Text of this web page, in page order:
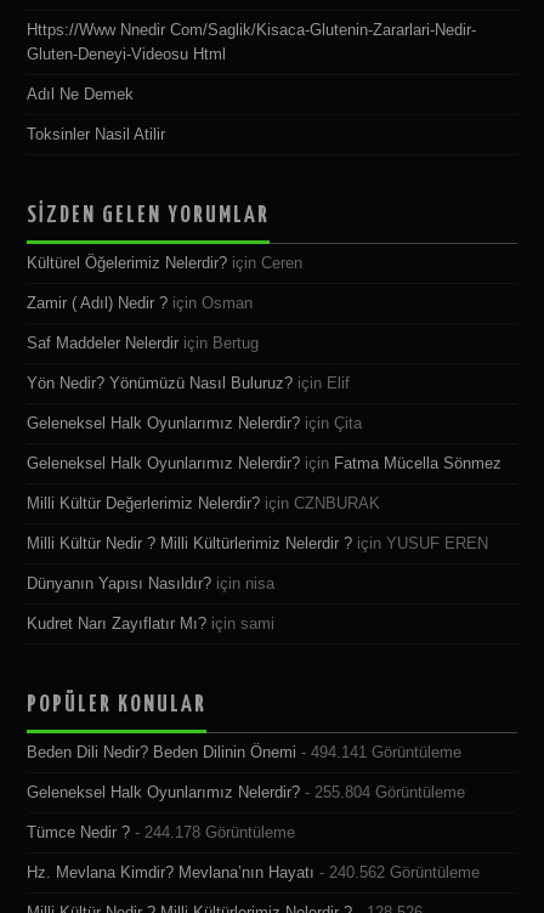
Https://www Nnedir Com/saglik/kisaca-Glutenin-Zararlari-Nedir-
Gluten-Deneyi-Videosu Html
Adıl Ne Demek
Toksinler Nasil Atilir
SİZDEN GELEN YORUMLAR
Kültürel Öğelerimiz Nelerdir? içinCeren
Zamir ( Adıl) Nedir ? içinOsman
Saf Maddeler Nelerdir için Bertug
Yön Nedir? Yönümüzü Nasıl Buluruz? için Elif
Geleneksel Halk Oyunlarımız Nelerdir? içinÇita
Geleneksel Halk Oyunlarımız Nelerdir? için Fatma Mücella Sönmez
Milli Kültür Değerlerimiz Nelerdir? içinCZNBURAK
Milli Kültür Nedir ? Milli Kültürlerimiz Nelerdir ? içinYUSUF EREN
Dünyanın Yapısı Nasıldır? için nisa
Kudret Narı Zayıflatır Mı? içinsami
POPÜLER KONULAR
Beden Dili Nedir? Beden Dilinin Önemi - 494.141 Görüntüleme
Geleneksel Halk Oyunlarımız Nelerdir? - 255.804 Görüntüleme
Tümce Nedir ? - 244.178 Görüntüleme
Hz. Mevlana Kimdir? Mevlana’nın Hayatı - 240.562 Görüntüleme